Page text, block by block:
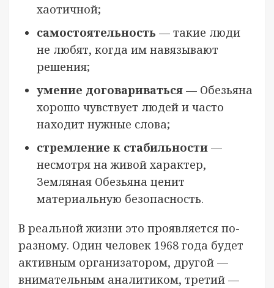
хаотичной;
самостоятельность — такие люди
не любят, когда им навязывают
решения;
умение договариваться — Обезьяна
хорошо чувствует людей и часто
находит нужные слова;
стремление к стабильности —
несмотря на живой характер,
Земляная Обезьяна ценит
материальную безопасность.
В реальной жизни это проявляется по-
разному. Один человек 1968 года будет
активным организатором, другой —
внимательным аналитиком, третий —